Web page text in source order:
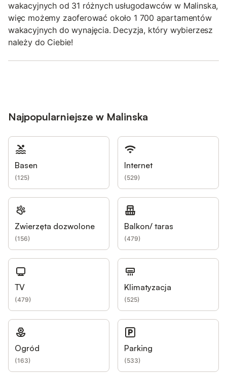
wakacyjnych od 31 różnych usługodawców w Malinska,
więc możemy zaoferować około 1 700 apartamentów
wakacyjnych do wynajęcia. Decyzja, który wybierzesz
należy do Ciebie!
Najpopularniejsze w Malinska
Basen
(125)
Internet
(529)
Zwierzęta dozwolone
(156)
Balkon/ taras
(479)
TV
(479)
Klimatyzacja
(525)
Ogród
(163)
Parking
(533)